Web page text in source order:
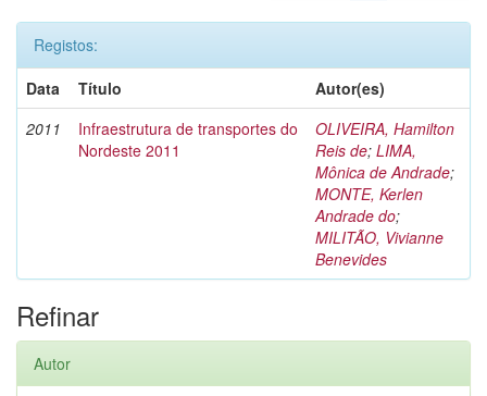
Registos:
Data
Título
Autor(es)
2011
Infraestrutura de transportes do
Nordeste 2011
OLIVEIRA, Hamilton
Reis de; LIMA,
Mônica de Andrade;
MONTE, Kerlen
Andrade do;
MILITÃO, Vivianne
Benevides
Refinar
Autor